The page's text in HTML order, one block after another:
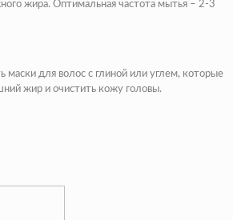
жира. Оптимальная частота мытья – 2-3
маски для волос с глиной или углем, которые
жир и очистить кожу головы.